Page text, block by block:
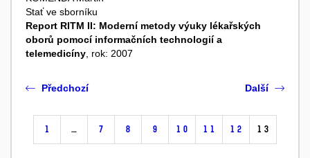
Stať ve sborníku
Report RITM II: Moderní metody výuky lékařských
oborů pomocí informačních technologií a
telemedicíny , rok: 2007
Předchozí
1 … 7 8 9 10 11 12 13
Další